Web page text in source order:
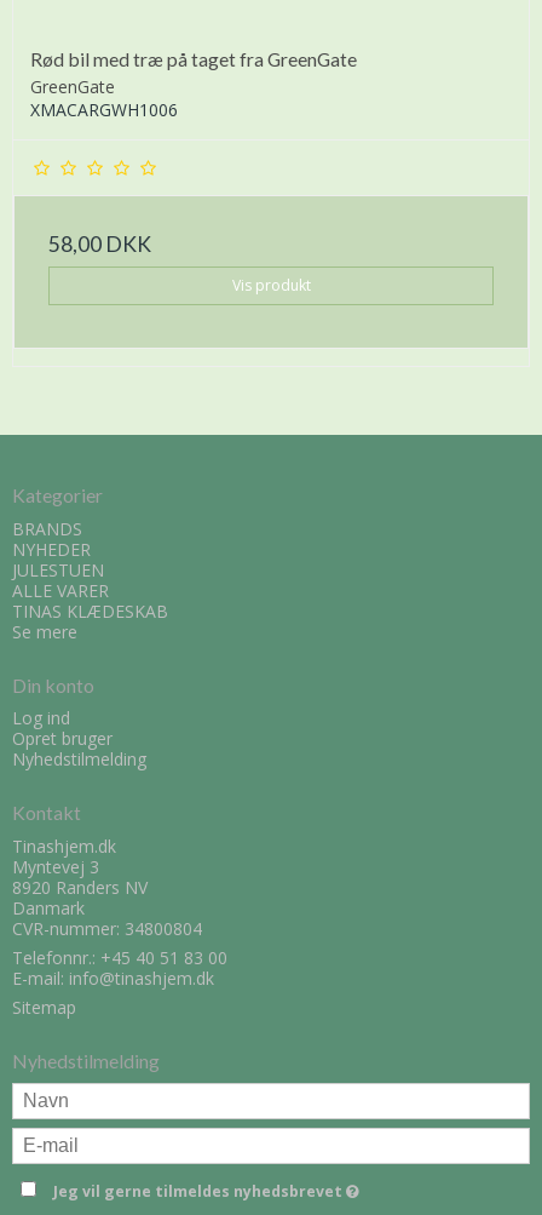
Rød bil med træ på taget fra GreenGate
GreenGate
XMACARGWH1006
58,00 DKK
Vis produkt
Kategorier
BRANDS
NYHEDER
JULESTUEN
ALLE VARER
TINAS KLÆDESKAB
Se mere
Din konto
Log ind
Opret bruger
Nyhedstilmelding
Kontakt
Tinashjem.dk
Myntevej 3
8920 Randers NV
Danmark
CVR-nummer: 34800804
Telefonnr.: +45 40 51 83 00
E-mail: info@tinashjem.dk
Sitemap
Nyhedstilmelding
Jeg vil gerne tilmeldes nyhedsbrevet